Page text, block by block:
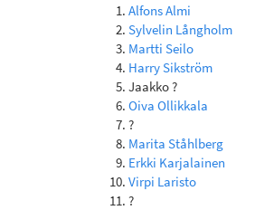
Alfons Almi
Sylvelin Långholm
Martti Seilo
Harry Sikström
Jaakko ?
Oiva Ollikkala
?
Marita Ståhlberg
Erkki Karjalainen
Virpi Laristo
?